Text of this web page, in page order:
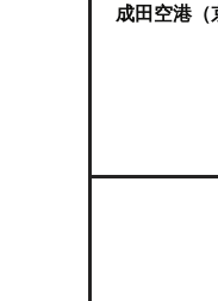
成田空港（